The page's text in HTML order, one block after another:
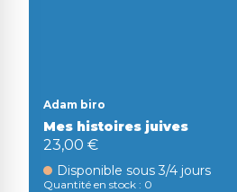
Adam biro
Mes histoires juives
23,00 €
Disponible sous 3/4 jours
Quantité en stock : 0